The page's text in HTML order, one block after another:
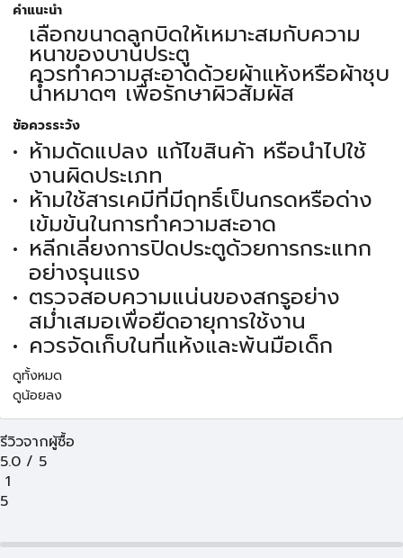
คำแนะนำ
เลือกขนาดลูกบิดให้เหมาะสมกับความ
หนาของบานประตู
ควรทำความสะอาดด้วยผ้าแห้งหรือผ้าชุบ
น้ำหมาดๆ เพื่อรักษาผิวสัมผัส
ข้อควรระวัง
ห้ามดัดแปลง แก้ไขสินค้า หรือนำไปใช้
งานผิดประเภท
ห้ามใช้สารเคมีที่มีฤทธิ์เป็นกรดหรือด่าง
เข้มข้นในการทำความสะอาด
หลีกเลี่ยงการปิดประตูด้วยการกระแทก
อย่างรุนแรง
ตรวจสอบความแน่นของสกรูอย่าง
สม่ำเสมอเพื่อยืดอายุการใช้งาน
ควรจัดเก็บในที่แห้งและพ้นมือเด็ก
ดูทั้งหมด
ดูน้อยลง
รีวิวจากผู้ซื้อ
5.0 / 5
1
5